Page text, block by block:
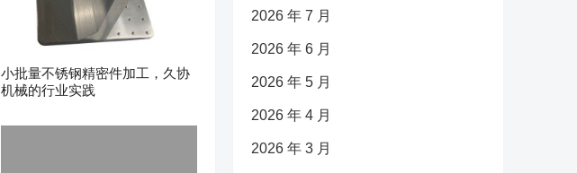
小批量不锈钢精密件加工，久协
机械的行业实践
2026 年 7 月
2026 年 6 月
2026 年 5 月
2026 年 4 月
2026 年 3 月